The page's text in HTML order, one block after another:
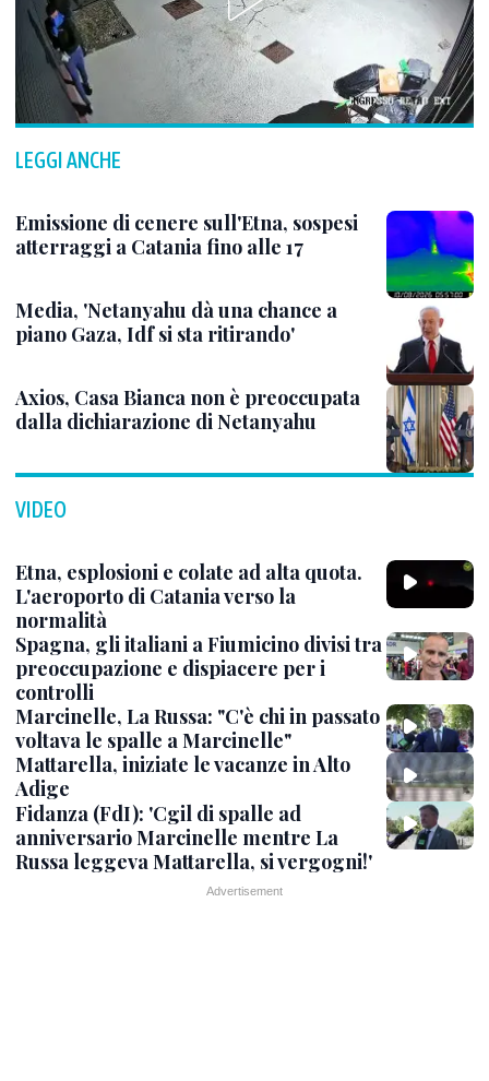
LEGGI ANCHE
Emissione di cenere sull'Etna, sospesi
atterraggi a Catania fino alle 17
Media, 'Netanyahu dà una chance a
piano Gaza, Idf si sta ritirando'
Axios, Casa Bianca non è preoccupata
dalla dichiarazione di Netanyahu
VIDEO
Etna, esplosioni e colate ad alta quota.
L'aeroporto di Catania verso la
normalità
Spagna, gli italiani a Fiumicino divisi tra
preoccupazione e dispiacere per i
controlli
Marcinelle, La Russa: "C'è chi in passato
voltava le spalle a Marcinelle"
Mattarella, iniziate le vacanze in Alto
Adige
Fidanza (FdI): 'Cgil di spalle ad
anniversario Marcinelle mentre La
Russa leggeva Mattarella, si vergogni!'